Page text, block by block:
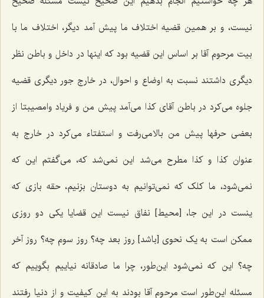
نیست، و بر همین قضیه اختلاف ما پیش آمد دیگر، اختلاف ما با
بیت مرحوم آقا بر اساس این قضیه بود که اینها در داخل و باطن نظر
دیگری داشتند نسبت به اوضاع و احوال، در خارج جور دیگری قضیه
جلوه می‌کرد در باطن آقای کذا می‌آمد پیش من و فریاد وامصیبتا از
بعضی حرفها پیش من بالامی‌رفت و استفتاء می‌کرد در خارج به
عنوان کذا و کذا مطرح می‌شد این نمی‌شد که، می‌گفتم این که
نمی‌شود، ما کلک که نمی‌توانیم به دوستان بزنیم، حقه بازی که
ینست در این جا، [محیط] نفاق نیست این قضایا یکی دو روزی
ممکن است به یک نحوی [باشد] روز بعد چه؟ روز سوم چه؟ روز آخر
چه؟ این که نمی‌شود این‌طور، چرا ما صادقانه نیاییم بگوییم که
مسئله این‌طور است مرحوم آقا بودند به این کیفیت و از دنیا رفتند